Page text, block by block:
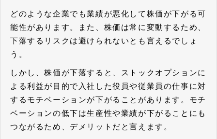
どのような企業でも業績が悪化して株価が下がる可
能性があります。また、株価は常に変動するため、
下落するリスクは避けられないとも言えるでしょ
う。
しかし、株価が下落すると、ストックオプションに
よる利益が目的で入社した役員や従業員の仕事に対
するモチベーションが下がることがあります。モチ
ベーションの低下は生産性や業績が下がることにも
つながるため、デメリットだと言えます。